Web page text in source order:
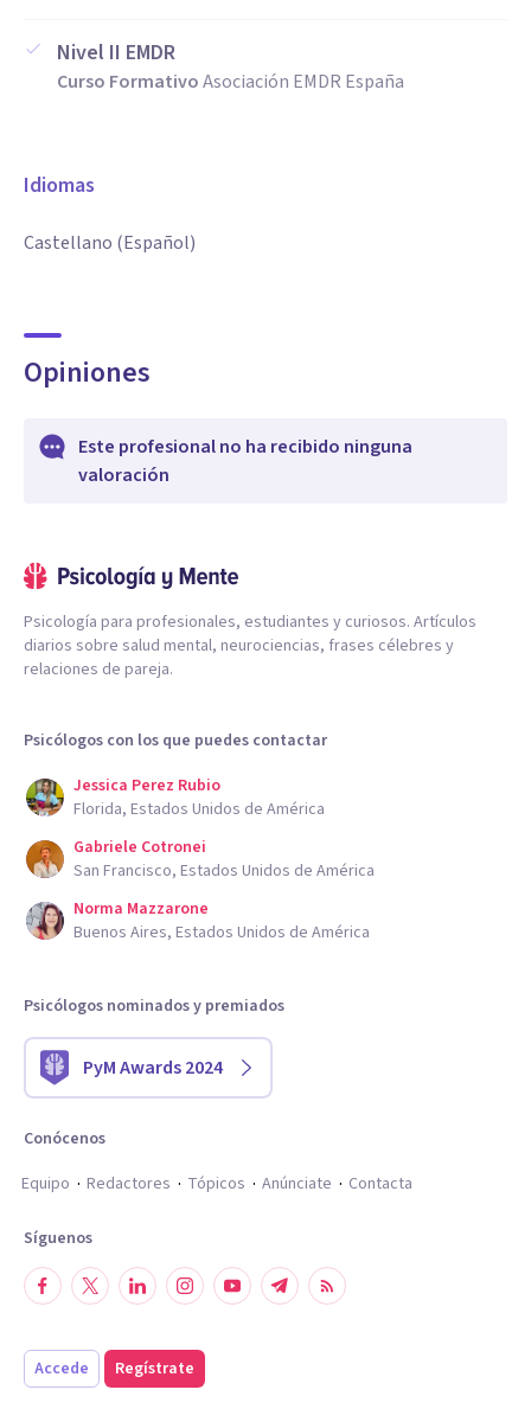
Nivel II EMDR
Curso FormativoAsociación EMDR España
Idiomas
Castellano (Español)
Opiniones
Este profesional no ha recibido ninguna
valoración
Psicología para profesionales, estudiantes y curiosos. Artículos
diarios sobre salud mental, neurociencias, frases célebres y
relaciones de pareja.
Psicólogos con los que puedes contactar
Jessica Perez Rubio
Florida, Estados Unidos de América
Gabriele Cotronei
San Francisco, Estados Unidos de América
Norma Mazzarone
Buenos Aires, Estados Unidos de América
Psicólogos nominados y premiados
PyM Awards 2024
Conócenos
Equipo
Redactores Tópicos Anúnciate Contacta
Síguenos
Accede Regístrate